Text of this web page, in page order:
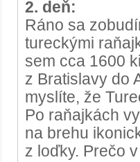
2. deň:
Ráno sa
tureckými
sem cca 1600
z Bratislavy do
myslíte, že
Po raňajkách
na brehu
z loďky. Prečo